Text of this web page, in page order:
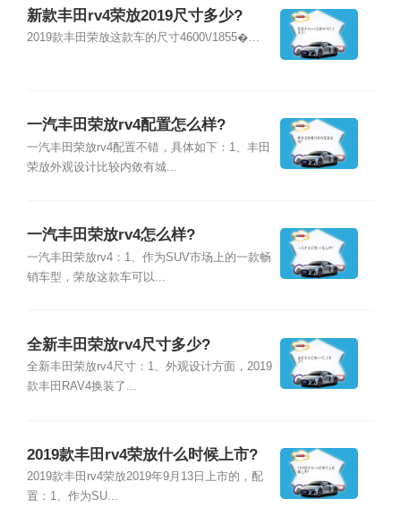
新款丰田rv4荣放2019尺寸多少?
2019款丰田荣放这款车的尺寸4600\/1855�...
一汽丰田荣放rv4配置怎么样?
一汽丰田荣放rv4配置不错，具体如下：1、丰田
荣放外观设计比较内敛有城...
一汽丰田荣放rv4怎么样?
一汽丰田荣放rv4：1、作为SUV市场上的一款畅
销车型，荣放这款车可以...
全新丰田荣放rv4尺寸多少?
全新丰田荣放rv4尺寸：1、外观设计方面，2019
款丰田RAV4换装了...
2019款丰田rv4荣放什么时候上市?
2019款丰田rv4荣放2019年9月13日上市的，配
置：1、作为SU...